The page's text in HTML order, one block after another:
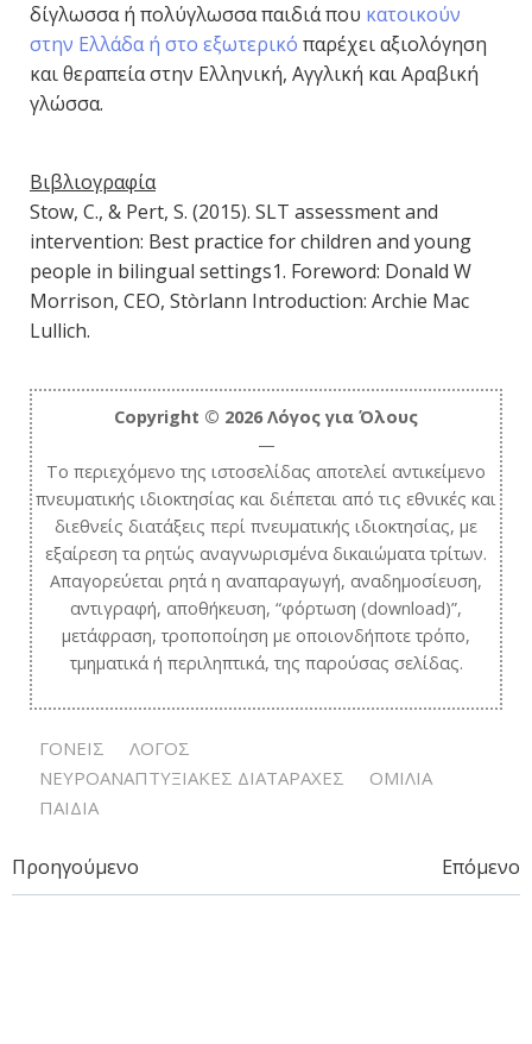
δίγλωσσα ή πολύγλωσσα παιδιά που κατοικούν
στην Ελλάδα ή στο εξωτερικό παρέχει αξιολόγηση
και θεραπεία στην Ελληνική, Αγγλική και Αραβική
γλώσσα.
Βιβλιογραφία
Stow, C., & Pert, S. (2015). SLT assessment and
intervention: Best practice for children and young
people in bilingual settings1. Foreword: Donald W
Morrison, CEO, Stòrlann Introduction: Archie Mac
Lullich.
Copyright © 2026 Λόγος για Όλους
—
Το περιεχόμενο της ιστοσελίδας αποτελεί αντικείμενο
πνευματικής ιδιοκτησίας και διέπεται από τις εθνικές και
διεθνείς διατάξεις περί πνευματικής ιδιοκτησίας, με
εξαίρεση τα ρητώς αναγνωρισμένα δικαιώματα τρίτων.
Απαγορεύεται ρητά η αναπαραγωγή, αναδημοσίευση,
αντιγραφή, αποθήκευση, “φόρτωση (download)”,
μετάφραση, τροποποίηση με οποιονδήποτε τρόπο,
τμηματικά ή περιληπτικά, της παρούσας σελίδας.
ΓΟΝΕΙΣ
ΛΟΓΟΣ
ΝΕΥΡΟΑΝΑΠΤΥΞΙΑΚΕΣ ΔΙΑΤΑΡΑΧΕΣ
ΟΜΙΛΙΑ
ΠΑΙΔΙΑ
Post
Προηγούμενο
Post
Επόμενο